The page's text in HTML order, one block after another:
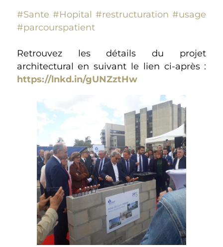
#Sante #Hopital #restructuration #usage
#parcourspatient
Retrouvez les détails du projet
architectural en suivant le lien ci-après :
https://lnkd.in/gUNZztHw